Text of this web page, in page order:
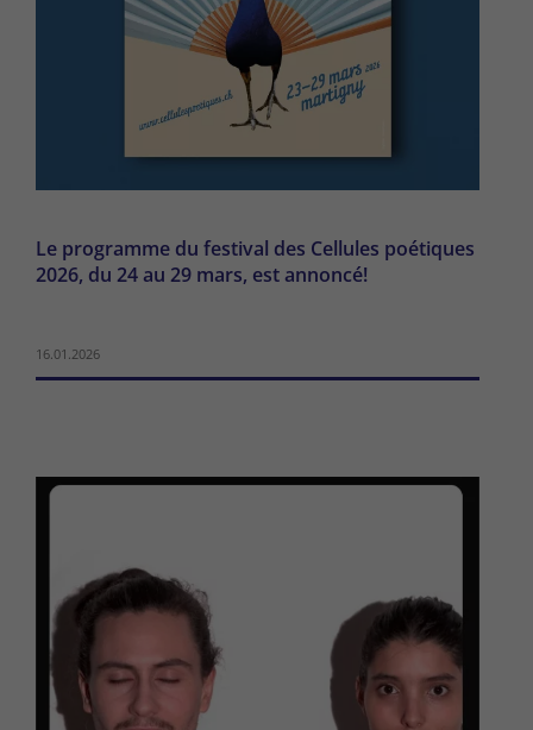
Le programme du festival des Cellules poétiques
2026, du 24 au 29 mars, est annoncé!
16.01.2026